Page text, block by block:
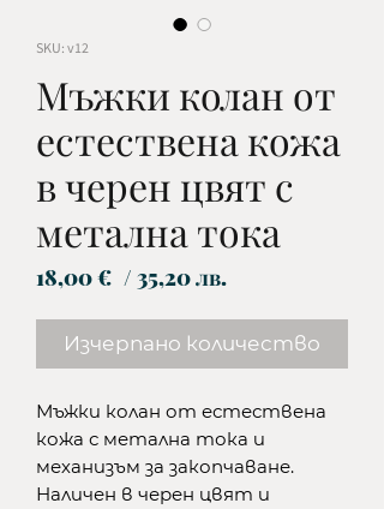
SKU: v12
Мъжки колан от
естествена кожа
в черен цвят с
метална тока
18,00 € / 35,20 лв.Цена
Изчерпано количество
Мъжки колан от естествена
кожа с метална тока и
механизъм за закопчаване.
Наличен в черен цвят и